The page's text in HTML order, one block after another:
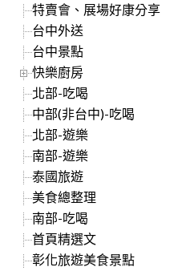
特賣會、展場好康分享
台中外送
台中景點
快樂廚房
北部-吃喝
中部(非台中)-吃喝
北部-遊樂
南部-遊樂
泰國旅遊
美食總整理
南部-吃喝
首頁精選文
彰化旅遊美食景點